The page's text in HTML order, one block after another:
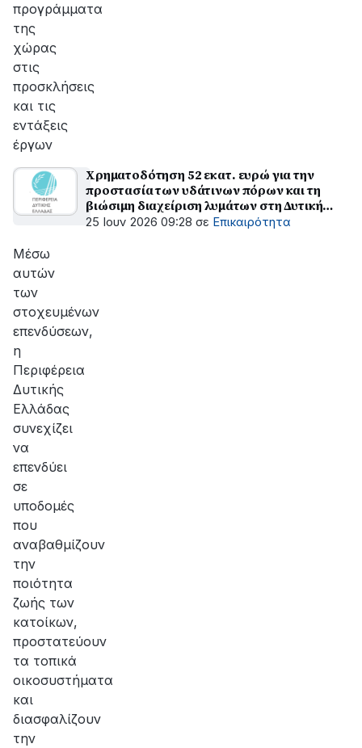
προγράμματα
της
χώρας
στις
προσκλήσεις
και τις
εντάξεις
έργων
Χρηματοδότηση 52 εκατ. ευρώ για την
προστασία των υδάτινων πόρων και τη
βιώσιμη διαχείριση λυμάτων στη Δυτική
Ελλάδα
25 Ιουν 2026 09:28 σε Επικαιρότητα
Μέσω
αυτών
των
στοχευμένων
επενδύσεων,
η
Περιφέρεια
Δυτικής
Ελλάδας
συνεχίζει
να
επενδύει
σε
υποδομές
που
αναβαθμίζουν
την
ποιότητα
ζωής των
κατοίκων,
προστατεύουν
τα τοπικά
οικοσυστήματα
και
διασφαλίζουν
την